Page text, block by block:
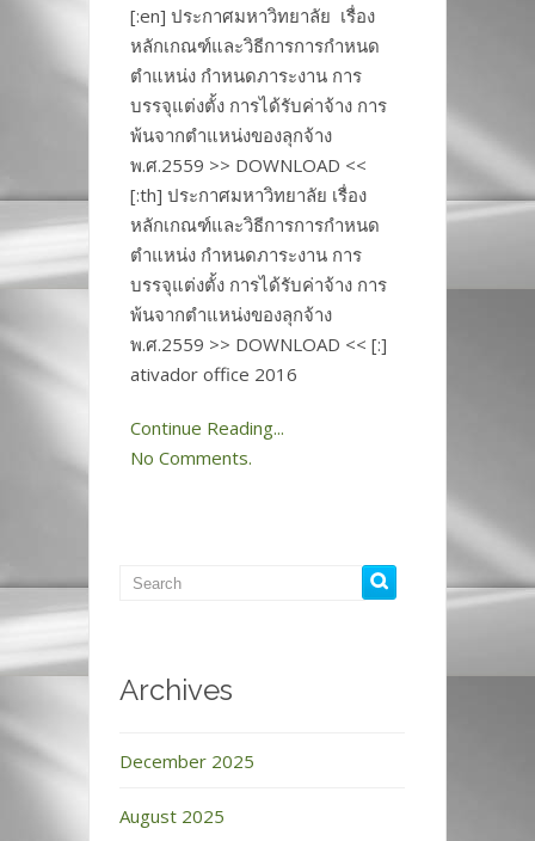
[:en] ประกาศมหาวิทยาลัย เรื่อง
หลักเกณฑ์และวิธีการการกำหนด
ตำแหน่ง กำหนดภาระงาน การ
บรรจุแต่งตั้ง การได้รับค่าจ้าง การ
พ้นจากตำแหน่งของลุกจ้าง
พ.ศ.2559 >> DOWNLOAD <<
[:th] ประกาศมหาวิทยาลัย เรื่อง
หลักเกณฑ์และวิธีการการกำหนด
ตำแหน่ง กำหนดภาระงาน การ
บรรจุแต่งตั้ง การได้รับค่าจ้าง การ
พ้นจากตำแหน่งของลุกจ้าง
พ.ศ.2559 >> DOWNLOAD << [:]
ativador office 2016
Continue Reading...
No Comments.
Archives
December 2025
August 2025